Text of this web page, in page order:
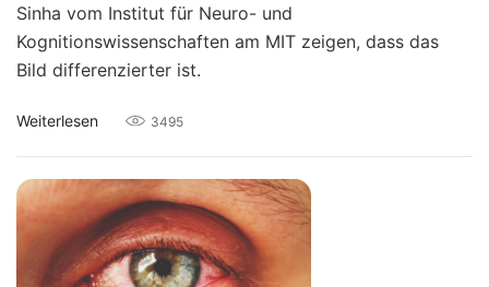
Sinha vom Institut für Neuro- und
Kognitionswissenschaften am MIT zeigen, dass das
Bild differenzierter ist.
Weiterlesen 3495